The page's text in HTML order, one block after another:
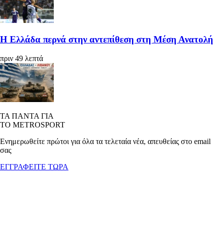
Η Ελλάδα περνά στην αντεπίθεση στη Μέση Ανατολή
πριν 49 λεπτά
ΤΑ ΠΑΝΤΑ ΓΙΑ
ΤΟ METROSPORT
Ενημερωθείτε πρώτοι για όλα τα τελεταία νέα, απευθείας στο email
σας
ΕΓΓΡΑΦΕΙΤΕ ΤΩΡΑ